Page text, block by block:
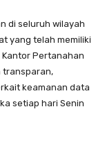
di seluruh wilayah
yang telah memiliki
Pertanahan
transparan,
keamanan data
setiap hari Senin